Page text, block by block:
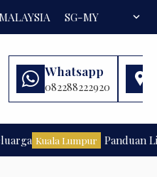
SG-MY FAQexpand_more
Whatsapp
082288222920
Kuala Lumpur Panduan